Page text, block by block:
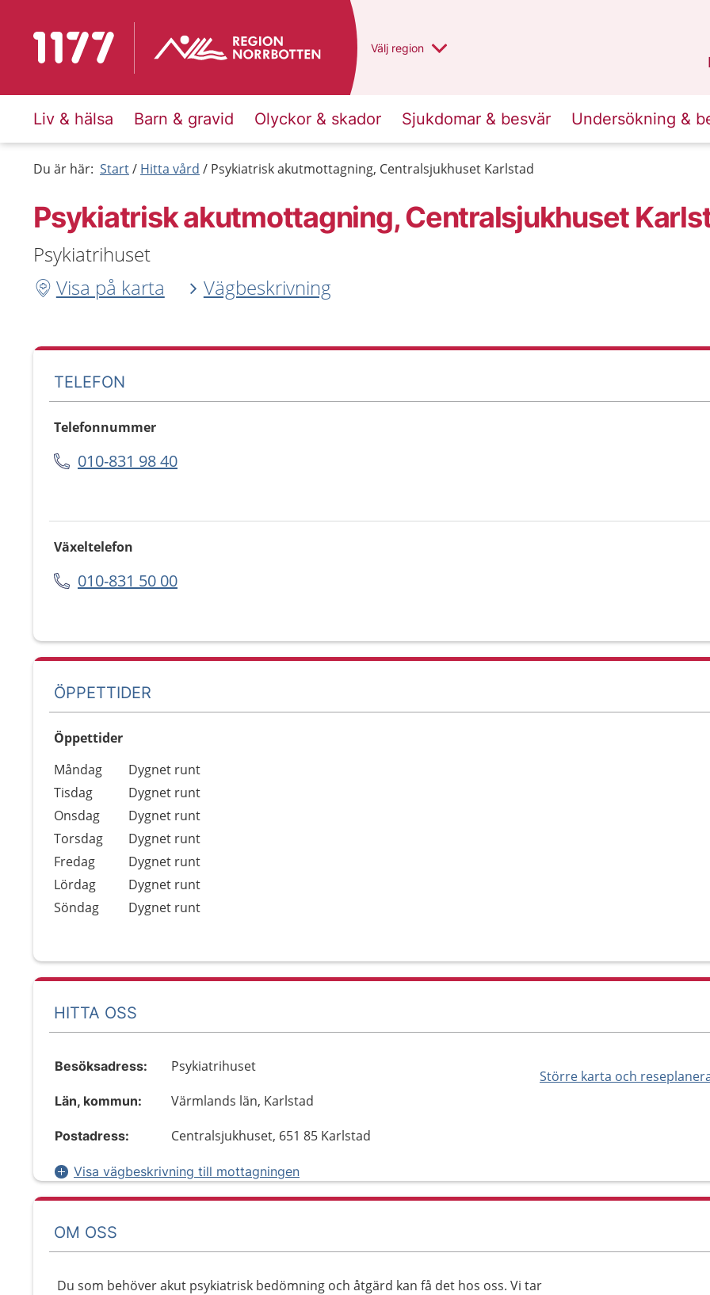
Till startsidan för 1177 Du har valt region
Välj en annan
region
Liv & hälsa Barn & gravid Olyckor & skador Sjukdomar & besvär Undersökning &
Du är här: Start Hitta vård Psykiatrisk akutmottagning, Centralsjukhuset Karlstad
Psykiatrisk akutmottagning, Centralsjukhuset
Psykiatrihuset
Visa på karta
Vägbeskrivning
TELEFON
Telefonnummer
010-831 98 40
Växeltelefon
010-831 50 00
ÖPPETTIDER
Öppettider
Dag
Öppettider
Kommentarer
Måndag
Dygnet runt
Tisdag
Dygnet runt
Onsdag
Dygnet runt
Torsdag
Dygnet runt
Fredag
Dygnet runt
Lördag
Dygnet runt
Söndag
Dygnet runt
HITTA OSS
Större karta och
Besöksadress: Psykiatrihuset
Län, kommun: Värmlands län, Karlstad
Postadress: Centralsjukhuset, 651 85 Karlstad
Visa vägbeskrivning till mottagningen
OM OSS
Du som behöver akut psykiatrisk bedömning och åtgärd kan få det hos oss. Vi tar